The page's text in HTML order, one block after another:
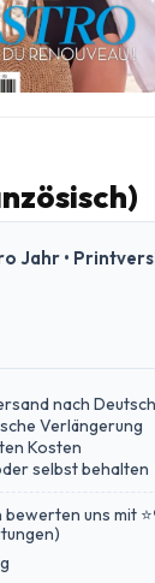
Jahr •
nach
Verlängerung
Kosten
selbst behalten
uns mit ⭐
)